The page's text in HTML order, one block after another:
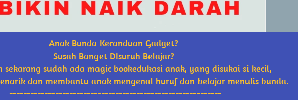
Anak Bunda Kecanduan Gadget?
Susah Banget DIsuruh Belajar?
sekarang sudah ada magic bookedukasi anak, yang disukai si kecil,
dan membantu anak mengenal huruf dan belajar menulis bunda.
------------------------------------------------------------